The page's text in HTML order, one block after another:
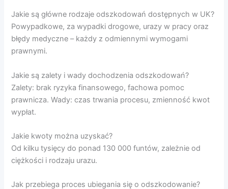
Jakie są główne rodzaje odszkodowań dostępnych w UK?
Powypadkowe, za wypadki drogowe, urazy w pracy oraz
błędy medyczne – każdy z odmiennymi wymogami
prawnymi.
Jakie są zalety i wady dochodzenia odszkodowań?
Zalety: brak ryzyka finansowego, fachowa pomoc
prawnicza. Wady: czas trwania procesu, zmienność kwot
wypłat.
Jakie kwoty można uzyskać?
Od kilku tysięcy do ponad 130 000 funtów, zależnie od
ciężkości i rodzaju urazu.
Jak przebiega proces ubiegania się o odszkodowanie?